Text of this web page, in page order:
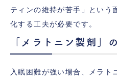
ティンの維持が苦手」という
化する工夫が必要です。
「メラトニン製剤」
入眠困難が強い場合、メラト